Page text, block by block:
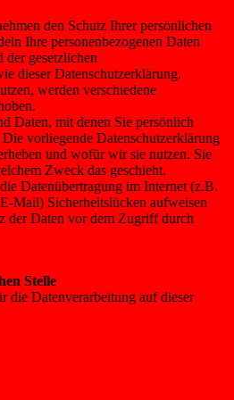
den Schutz Ihrer persönlichen
Ihre personenbezogenen Daten
der gesetzlichen
dieser Datenschutzerklärung.
werden verschiedene
Daten, mit denen Sie persönlich
vorliegende Datenschutzerklärung
und wofür wir sie nutzen. Sie
Zweck das geschieht.
Datenübertragung im Internet (z.B.
Mail) Sicherheitslücken aufweisen
der Daten vor dem Zugriff durch
Stelle
die Datenverarbeitung auf dieser